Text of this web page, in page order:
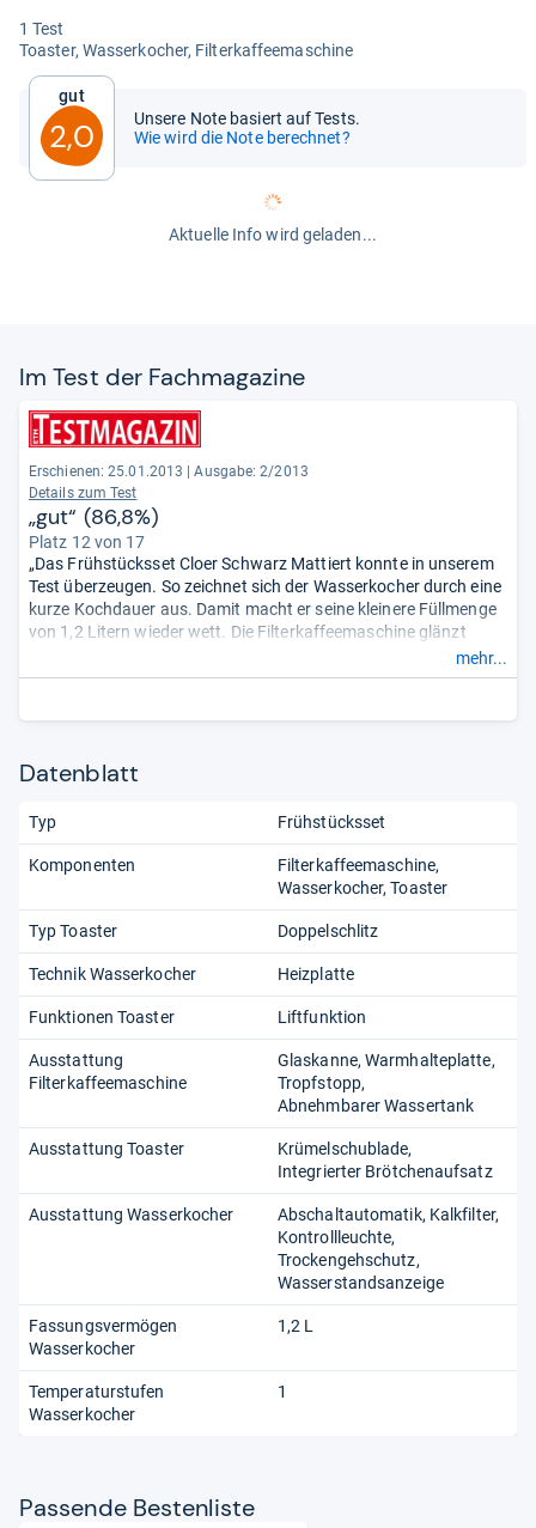
1 Test
Toas­ter, Was­ser­ko­cher, Fil­ter­kaf­fee­ma­schine
Gut
2,0
Unsere Note basiert auf Tests.
Wie wird die Note berechnet?
Aktuelle Info wird geladen...
Im Test der Fach­ma­ga­zine
Erschienen: 25.01.2013
Ausgabe: 2/2013
Details zum Test
„gut“ (86,8%)
Platz 12 von 17
„Das Frühstücksset Cloer Schwarz Mattiert konnte in unserem
Test überzeugen. So zeichnet sich der Wasserkocher durch eine
kurze Kochdauer aus. Damit macht er seine kleinere Füllmenge
von 1,2 Litern wieder wett. Die Filterkaffeemaschine glänzt
durch ein sehr gutes Gießverhalten der Kanne, wobei sonst die
Ausstattung etwas minimiert ausfällt. Bei dem Toaster punktete
mehr...
Datenblatt
Typ Frühstücksset
Komponenten
Filterkaffeemaschine
Wasserkocher Toaster
Typ Toaster Doppelschlitz
Technik Wasserkocher Heizplatte
Funktionen Toaster Liftfunktion
Ausstattung
Filterkaffeemaschine
Glaskanne Warmhalteplatte
Tropfstopp
Abnehmbarer Wassertank
Ausstattung Toaster
Krümelschublade
Integrierter Brötchenaufsatz
Ausstattung Wasserkocher Abschaltautomatik Kalkfilter
Kontrollleuchte
Trockengehschutz
Wasserstandsanzeige
Fassungsvermögen
Wasserkocher
1,2 L
Temperaturstufen
Wasserkocher
1
Pas­sende Bes­ten­liste